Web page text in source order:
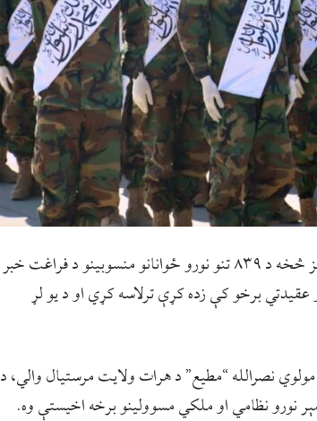
ملي دفاع وزارتد ۲۰۷ الفاروق قول اردو له ښوونیز مرکز څخه د ۸۳۹ تنو نورو ځوانانو منسوبینو د فراغت خبر
برخو کې زده کړې ترلاسه کړي او د یو لړ
اردو قوماندان مولوي نصرالله “مطیع” د هرات ولایت مرستیال والي، د
نظامي او ملکي مسوولینو برخه اخیستې وه.